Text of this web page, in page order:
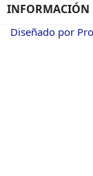
INFORMACIÓN
Diseñado por